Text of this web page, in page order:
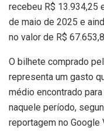
recebeu R$ 13.934,25
de maio de 2025 e
no valor de R$
O bilhete comprado
representa um gasto
médio encontrado
naquele período,
reportagem no Google